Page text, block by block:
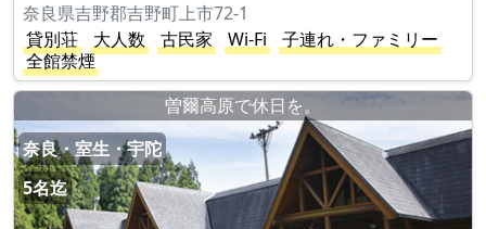
奈良県吉野郡吉野町上市72-1
貸別荘
大人数 古民家 Wi-Fi
子連れ・ファミリー
全館禁煙
曽爾高原で休日を。
奈良・室生・宇陀
5名迄